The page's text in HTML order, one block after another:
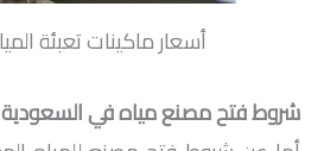
أسعار ماكينات تعبئة
شروط فتح مصنع مياه في السعودية